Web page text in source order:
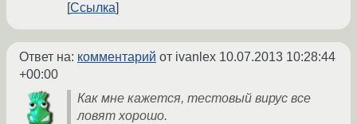
Ссылка
Ответ на: комментарий от ivanlex 10.07.2013 10:28:44
+00:00
Как мне кажется, тестовый вирус все
ловят хорошо.